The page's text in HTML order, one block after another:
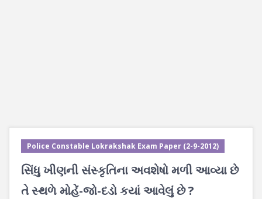
Police Constable Lokrakshak Exam Paper (2-9-2012)
સિંધુ ખીણની સંસ્કૃતિના અવશેષો મળી આવ્યા છે
તે સ્થળે મોહેં-જો-દડો કયાં આવેલું છે ?